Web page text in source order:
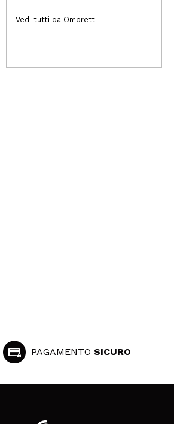
2,99€
Vedi tutti da Ombretti
PAGAMENTO SICURO